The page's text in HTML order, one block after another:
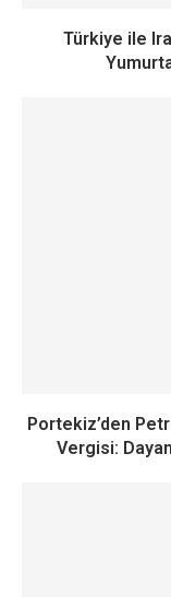
Türkiye ile
Portekiz’den
Vergisi: